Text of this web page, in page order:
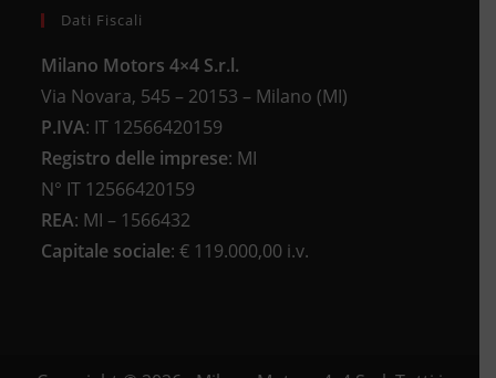
Dati Fiscali
Milano Motors 4×4 S.r.l.
Via Novara, 545 – 20153 – Milano (MI)
P.IVA: IT 12566420159
Registro delle imprese: MI
N° IT 12566420159
REA: MI – 1566432
Capitale sociale: € 119.000,00 i.v.